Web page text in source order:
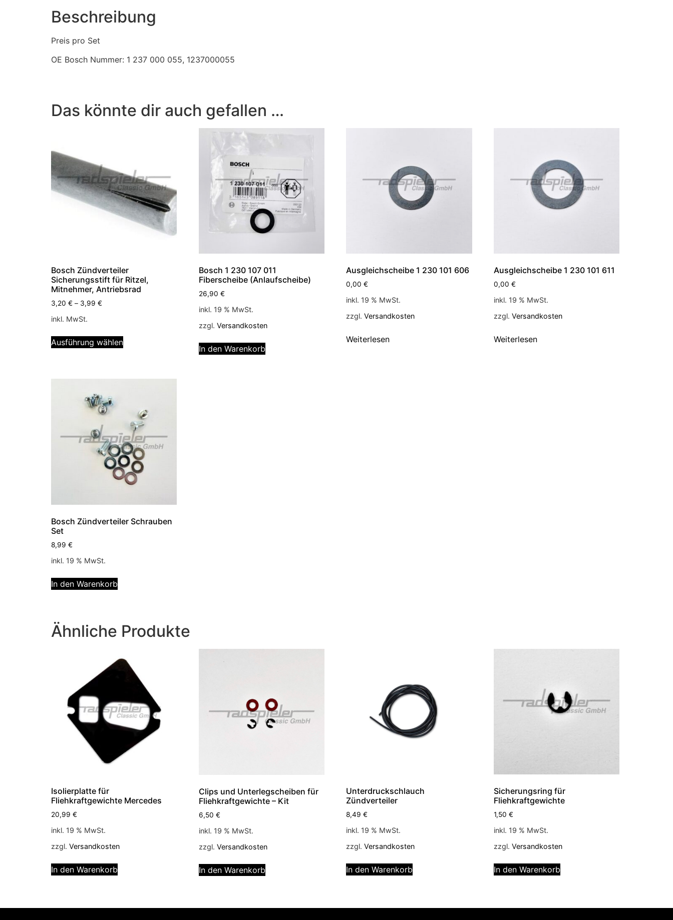
Beschreibung
Preis pro Set
OE Bosch Nummer: 1 237 000 055, 1237000055
Das könnte dir auch gefallen …
Bosch Zündverteiler
Sicherungsstift für Ritzel,
Mitnehmer, Antriebsrad
3,20 € – 3,99 €
inkl. MwSt.
Ausführung wählen
Bosch 1 230 107 011
Fiberscheibe (Anlaufscheibe)
26,90 €
inkl. 19 % MwSt.
zzgl. Versandkosten
In den Warenkorb
Ausgleichscheibe 1 230 101 606
0,00€
inkl. 19 % MwSt.
zzgl.Versandkosten
Weiterlesen
Ausgleichscheibe 1 230 101 611
0,00€
inkl. 19 % MwSt.
zzgl.Versandkosten
Weiterlesen
Bosch Zündverteiler Schrauben
Set
8,99 €
inkl. 19 % MwSt.
In den Warenkorb
Ähnliche Produkte
Isolierplatte für
Fliehkraftgewichte Mercedes
20,99 €
inkl. 19 % MwSt.
zzgl. Versandkosten
In den Warenkorb
Clips und Unterlegscheiben für
Fliehkraftgewichte – Kit
6,50 €
inkl. 19 % MwSt.
zzgl. Versandkosten
In den Warenkorb
Unterdruckschlauch
Zündverteiler
8,49€
inkl. 19 % MwSt.
zzgl.Versandkosten
In den Warenkorb
Sicherungsring für
Fliehkraftgewichte
1,50€
inkl. 19 % MwSt.
zzgl.Versandkosten
In den Warenkorb